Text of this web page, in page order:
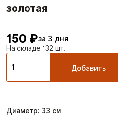
золотая
150 ₽за 3 дня
На складе 132 шт.
Добавить
Диаметр: 33 см